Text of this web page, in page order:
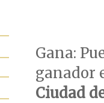
Gana:
ganador
Ciudad